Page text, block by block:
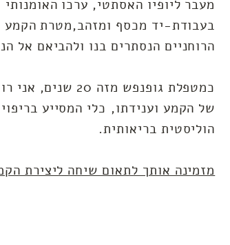
מעבר ליופיו האסתטי, ערכו
בעבודת-יד מכסף ומזהב,מטרת הקמע
הרוחניים הנסתרים בנו ולהביאם אל
כמטפלת גופנפש
של הקמע וענידתו, כלי המסייע
הוליסטית בריאותית.
מזמינה אותך לתאום שיחה ליצירת